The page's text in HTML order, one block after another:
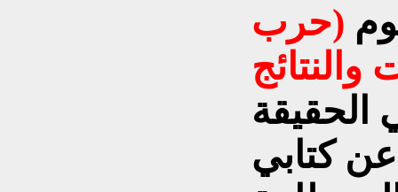
(حرب
والنتائج
كتابي